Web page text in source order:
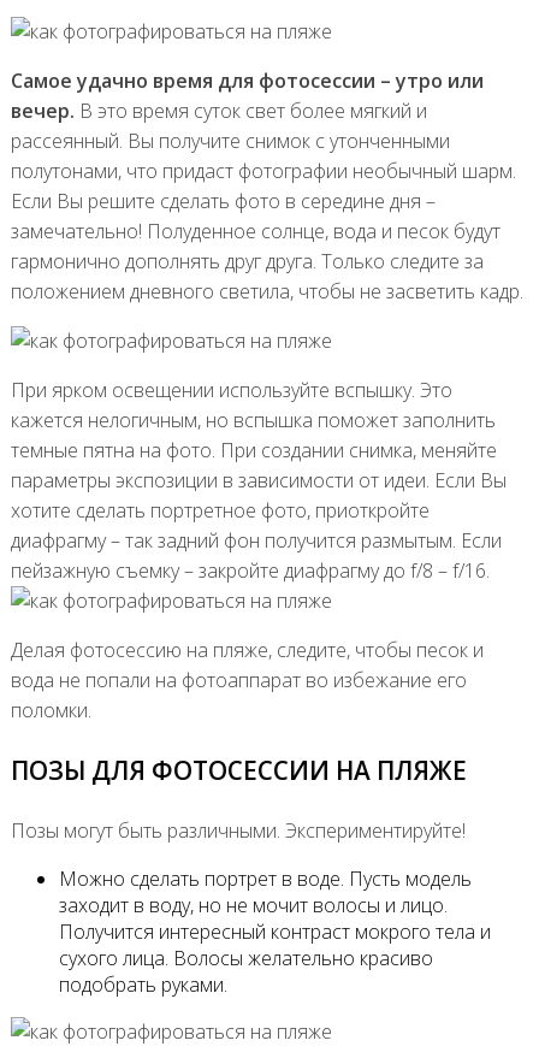
Самое удачно время для фотосессии – утро или
вечер. В это время суток свет более мягкий и
рассеянный. Вы получите снимок с утонченными
полутонами, что придаст фотографии необычный шарм.
Если Вы решите сделать фото в середине дня –
замечательно! Полуденное солнце, вода и песок будут
гармонично дополнять друг друга. Только следите за
положением дневного светила, чтобы не засветить кадр.
При ярком освещении используйте вспышку. Это
кажется нелогичным, но вспышка поможет заполнить
темные пятна на фото. При создании снимка, меняйте
параметры экспозиции в зависимости от идеи. Если Вы
хотите сделать портретное фото, приоткройте
диафрагму – так задний фон получится размытым. Если
пейзажную съемку – закройте диафрагму до f/8 – f/16.
Делая фотосессию на пляже, следите, чтобы песок и
вода не попали на фотоаппарат во избежание его
поломки.
ПОЗЫ ДЛЯ ФОТОСЕССИИ НА ПЛЯЖЕ
Позы могут быть различными. Экспериментируйте!
Можно сделать портрет в воде. Пусть модель
заходит в воду, но не мочит волосы и лицо.
Получится интересный контраст мокрого тела и
сухого лица. Волосы желательно красиво
подобрать руками.